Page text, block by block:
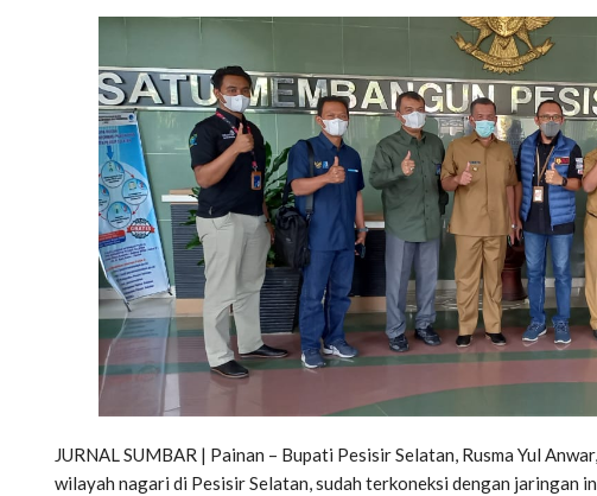
JURNAL SUMBAR | Painan – Bupati Pesisir Selatan, Rusma Yul
wilayah nagari di Pesisir Selatan, sudah terkoneksi dengan jaringan